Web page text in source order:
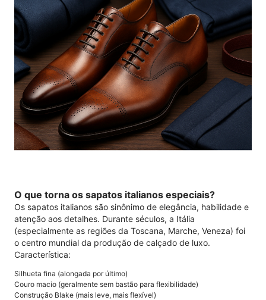
O que torna os sapatos italianos especiais?
Os sapatos italianos são sinônimo de elegância, habilidade e
atenção aos detalhes. Durante séculos, a Itália
(especialmente as regiões da Toscana, Marche, Veneza) foi
o centro mundial da produção de calçado de luxo.
Característica:
Silhueta fina (alongada por último)
Couro macio (geralmente sem bastão para flexibilidade)
Construção Blake (mais leve, mais flexível)